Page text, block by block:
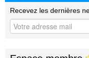
Recevez les dernières